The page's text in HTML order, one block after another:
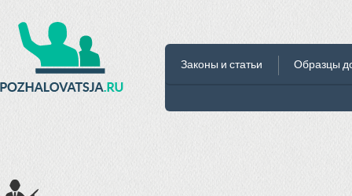
Законы и статьи Образцы